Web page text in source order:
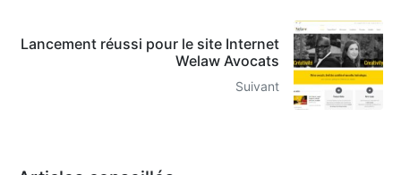
Lancement réussi pour le site Internet
Welaw Avocats
Suivant